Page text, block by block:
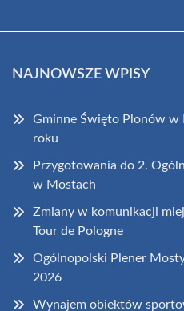
NAJNOWSZE WPISY
Gminne Święto Plonów
roku
Przygotowania do 2.
w Mostach
Zmiany w komunikacji
Tour de Pologne
Ogólnopolski Plener
2026
Wynajem obiektów